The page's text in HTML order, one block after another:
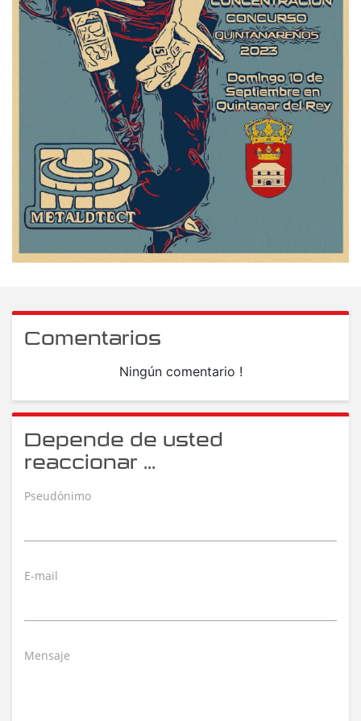
Comentarios
Ningún comentario !
Depende de usted
reaccionar ...
Pseudónimo
E-mail
Mensaje